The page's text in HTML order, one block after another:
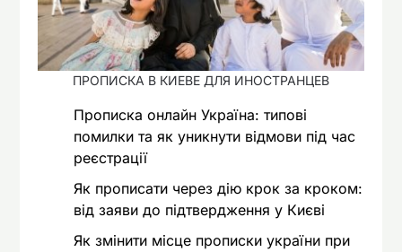
ПРОПИСКА В КИЕВЕ ДЛЯ ИНОСТРАНЦЕВ
Прописка онлайн Україна: типові
помилки та як уникнути відмови під час
реєстрації
Як прописати через дію крок за кроком:
від заяви до підтвердження у Києві
Як змінити місце прописки україни при